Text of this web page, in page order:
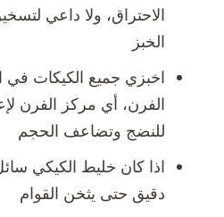
الاحتراق، ولا داعي
الخبز
اخبزي جميع الكيكات في
الفرن، أي مركز الفرن
للنضج وتضاعف الحجم
اذا كان خليط الكيكي
دقيق حتى يثخن القوام